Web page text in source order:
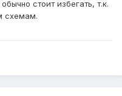
стоит избегать, т.к.
схемам.